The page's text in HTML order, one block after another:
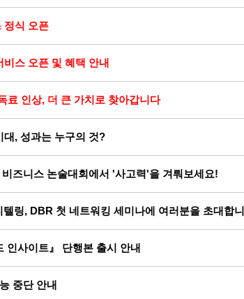
정식 오픈
스 오픈 및 혜택 안내
료 인상, 더 큰 가치로 찾아갑니다
대, 성과는 누구의 것?
즈니스 논술대회에서 '사고력'을 겨뤄보세요!
링, DBR 첫 네트워킹 세미나에 여러분을 초대합
인사이트』 단행본 출시 안내
중단 안내